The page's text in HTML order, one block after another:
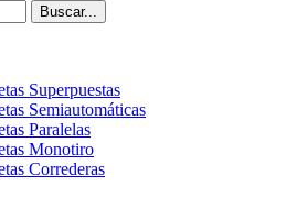
Buscar...
Superpuestas
Semiautomáticas
Paralelas
Monotiro
Correderas